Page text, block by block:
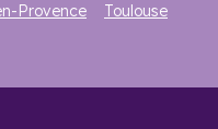
Provence Toulouse